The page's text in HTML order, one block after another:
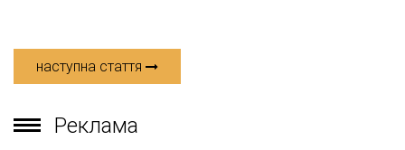
наступна стаття
Реклама